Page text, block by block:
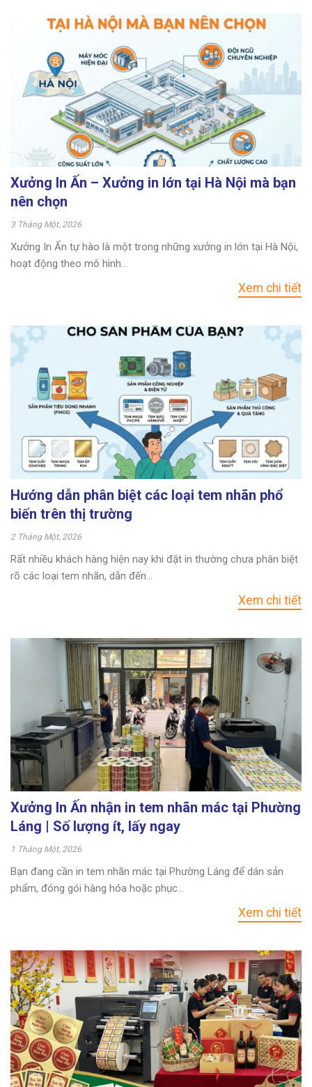
Xưởng In Ấn – Xưởng in lớn tại Hà Nội mà bạn
nên chọn
3 Tháng Một, 2026
Xưởng In Ấn tự hào là một trong những xưởng in lớn tại Hà Nội,
hoạt động theo mô hình...
Xem chi tiết
Hướng dẫn phân biệt các loại tem nhãn phổ
biến trên thị trường
2 Tháng Một, 2026
Rất nhiều khách hàng hiện nay khi đặt in thường chưa phân biệt
rõ các loại tem nhãn, dẫn đến...
Xem chi tiết
Xưởng In Ấn nhận in tem nhãn mác tại Phường
Láng | Số lượng ít, lấy ngay
1 Tháng Một, 2026
Bạn đang cần in tem nhãn mác tại Phường Láng để dán sản
phẩm, đóng gói hàng hóa hoặc phục...
Xem chi tiết